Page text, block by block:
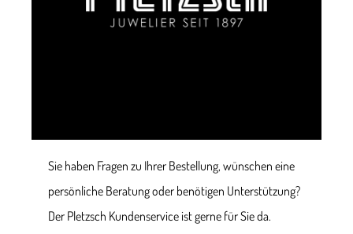
Sie haben Fragen zu Ihrer Bestellung, wünschen eine
persönliche Beratung oder benötigen Unterstützung?
Der Pletzsch Kundenservice ist gerne für Sie da.